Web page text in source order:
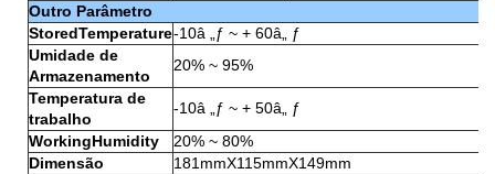
Outro Parâmetro
StoredTemperature-10â „ƒ ~ + 60â„ ƒ
Umidade de
Armazenamento
20% ~ 95%
Temperatura de
trabalho
-10â „ƒ ~ + 50â„ ƒ
WorkingHumidity
20% ~ 80%
Dimensão
181mmX115mmX149mm